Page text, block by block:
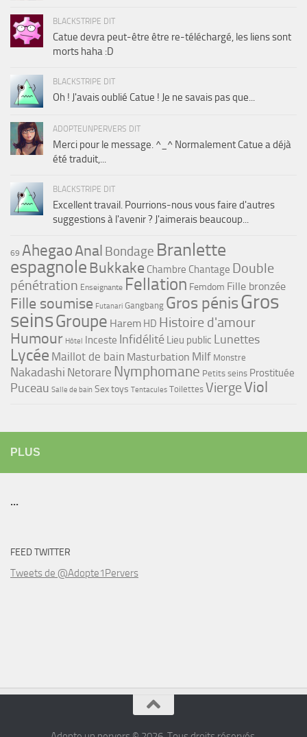
BLACKSTRIPE DIT
Catue devra peut-être être re-téléchargé, les liens sont
morts haha :D
BLACKSTRIPE DIT
Oh ! J'avais oublié Catue ! Je ne savais pas que...
ADOPTEUNPERVERS DIT
Merci pour le message. ^_^ Normalement Catue a déjà
été traduit,...
BLACKSTRIPE DIT
Excellent travail. Pourrions-nous vous faire d'autres
suggestions à l'avenir ? J'aimerais beaucoup...
69 AhegaoAnal Bondage Branlette
espagnole Bukkake Chambre Chantage Double
pénétration Enseignante Fellation Femdom Fille bronzée
Fille soumise Futanari Gangbang Gros pénisGros
seinsGroupe Harem HD Histoire d'amour
Humour Hôtel Inceste Infidélité Lieu public Lunettes
Lycée Maillot de bain Masturbation Milf Monstre
Nakadashi Netorare Nymphomane Petits seins Prostituée
Puceau Salle de bain Sex toys Tentacules Toilettes ViergeViol
PLUS
...
FEED TWITTER
Tweets de @Adopte1Pervers